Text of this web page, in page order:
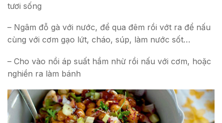
tươi sống
– Ngâm đỗ gà với nước, để qua đêm rồi vớt ra để nấu
cùng với cơm gạo lứt, cháo, súp, làm nước sốt…
– Cho vào nồi áp suất hầm nhừ rồi nấu với cơm, hoặc
nghiền ra làm bánh